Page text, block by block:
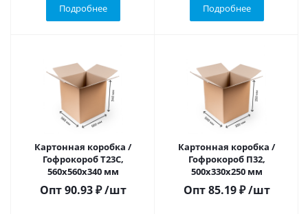
Подробнее Подробнее
Картонная коробка /
Гофрокороб Т23С,
560х560х340 мм
Опт90.93 ₽ /шт
Картонная коробка /
Гофрокороб П32,
500х330х250 мм
Опт85.19 ₽ /шт